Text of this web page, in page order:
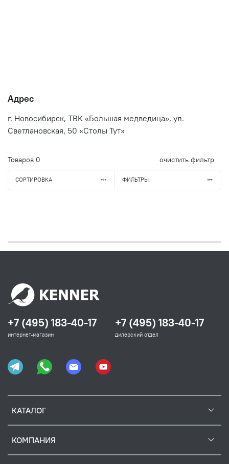
Адрес
г. Новосибирск, ТВК «Большая медведица», ул.
Светлановская, 50 «Столы Тут»
Товаров 0 очистить фильтр
СОРТИРОВКА ФИЛЬТРЫ
КАТАЛОГ
КОМПАНИЯ
+7 (495) 183-40-17
интернет-магазин
+7 (495) 183-40-17
дилерский отдел